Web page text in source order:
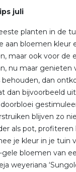
juli
planten in de
aan bloemen kleur
maar ook voor de
nu maar genieten
behouden, dan
dan bijvoorbeeld
blijven zo
als pot,
je kleur in je tuin
gele bloemen van
weyeriana